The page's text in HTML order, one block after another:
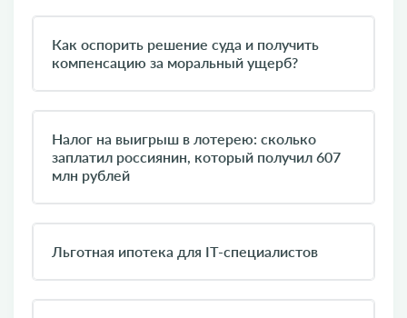
Как оспорить решение суда и получить
компенсацию за моральный ущерб?
​Налог на выигрыш в лотерею: сколько
заплатил россиянин, который получил 607
млн рублей
Льготная ипотека для IT-специалистов